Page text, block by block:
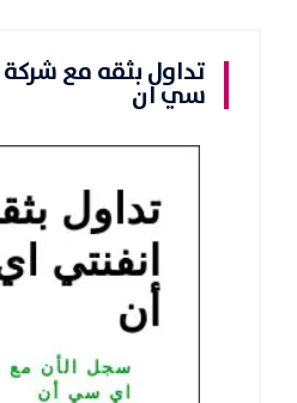
تداول بثقه مع
سي ان